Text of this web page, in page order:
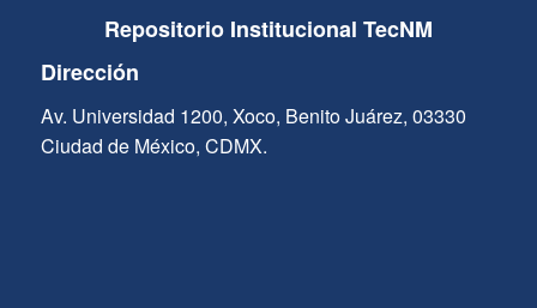
Repositorio Institucional TecNM
Dirección
Av. Universidad 1200, Xoco, Benito Juárez, 03330
Ciudad de México, CDMX.